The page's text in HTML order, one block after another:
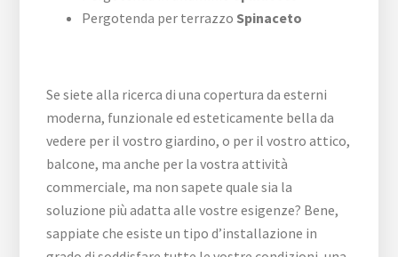
Pergotenda per terrazzo Spinaceto
Se siete alla ricerca di una copertura da esterni
moderna, funzionale ed esteticamente bella da
vedere per il vostro giardino, o per il vostro attico,
balcone, ma anche per la vostra attività
commerciale, ma non sapete quale sia la
soluzione più adatta alle vostre esigenze? Bene,
sappiate che esiste un tipo d’installazione in